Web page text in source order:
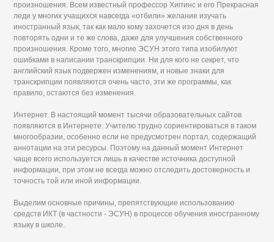
произношения. Всем известный профессор Хиггинс и его Прекрасная
леди у многих учащихся навсегда «отбили» желание изучать
иностранный язык, так как мало кому захочется изо дня в день
повторять одни и те же слова, даже для улучшения собственного
произношения. Кроме того, многие ЭСУН этого типа изобилуют
ошибками в написании транскрипции. Ни для кого не секрет, что
английский язык подвержен изменениям, и новые знаки для
транскрипции появляются очень часто, эти же программы, как
правило, остаются без изменения.
Интернет. В настоящий момент тысячи образовательных сайтов
появляются в Интернете. Учителю трудно сориентироваться в таком
многообразии, особенно если не предусмотрен портал, содержащий
аннотации на эти ресурсы. Поэтому на данный момент Интернет
чаще всего используется лишь в качестве источника доступной
информации, при этом не всегда можно отследить достоверность и
точность той или иной информации.
Выделим основные причины, препятствующие использованию
средств ИКТ (в частности - ЭСУН) в процессе обучения иностранному
языку в школе.